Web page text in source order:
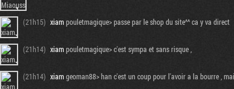
(21h15) xiampouletmagique> passe par le shop du site^^ ca y va direct
(21h14) xiampouletmagique> c'est sympa et sans risque ,
(21h14) xiamgeoman88> han c'est un coup pour l'avoir a la bourre ,